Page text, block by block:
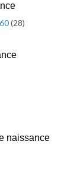
(28)
naissance